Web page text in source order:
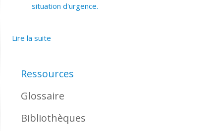
Lire la suite
Ressources
Glossaire
Bibliothèques